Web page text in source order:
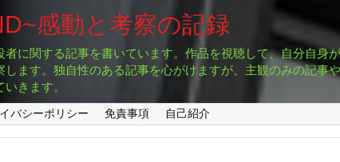
感動と考察の記録
者に関する記事を書いています。作品を視聴して、自分自
します。独自性のある記事を心がけますが、主観のみの記事
きます。
バシーポリシー 免責事項 自己紹介